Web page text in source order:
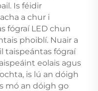
Is féidir
a chur i
fógraí LED chun
phoiblí. Nuair a
taispeántas fógraí
eolais agus
is lú an dóigh
mó an dóigh go